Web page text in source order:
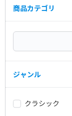
商品カテゴリ
ジャンル
クラシック